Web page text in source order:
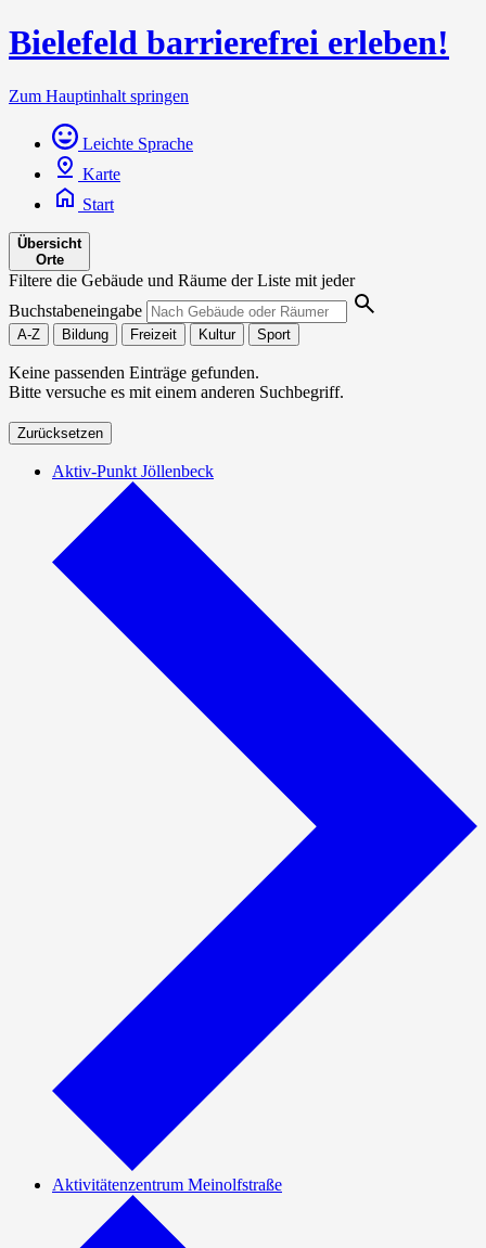
Bielefeld barrierefrei erleben!
Zum Hauptinhalt springen
Leichte Sprache
Karte
Start
Übersicht
Orte
Filtere die Gebäude und Räume der Liste mit jeder
Buchstabeneingabe
A-Z Bildung Freizeit Kultur Sport
Keine passenden Einträge gefunden.
Bitte versuche es mit einem anderen Suchbegriff.
Zurücksetzen
Aktiv-Punkt Jöllenbeck
Aktivitätenzentrum Meinolfstraße